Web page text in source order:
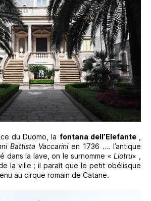
du Duomo, la fontana dell’Elefante,
Battista Vaccarinien 1736 …. l’antique
dans la lave, on le surnomme «Liotru« ,
de la ville ; il paraît que le petit obélisque
au cirque romain de Catane.